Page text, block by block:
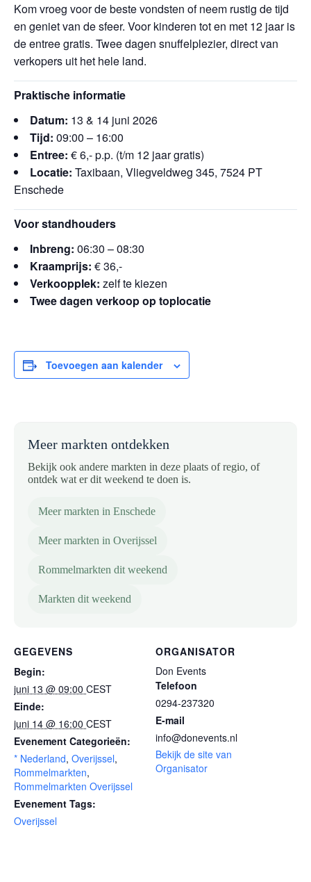
Kom vroeg voor de beste vondsten of neem rustig de tijd
en geniet van de sfeer. Voor kinderen tot en met 12 jaar is
de entree gratis. Twee dagen snuffelplezier, direct van
verkopers uit het hele land.
Praktische informatie
Datum: 13 & 14 juni 2026
Tijd: 09:00 – 16:00
Entree: € 6,- p.p. (t/m 12 jaar gratis)
Locatie: Taxibaan, Vliegveldweg 345, 7524 PT
Enschede
Voor standhouders
Inbreng: 06:30 – 08:30
Kraamprijs: € 36,-
Verkoopplek: zelf te kiezen
Twee dagen verkoop op toplocatie
Toevoegen aan kalender
Meer markten ontdekken
Bekijk ook andere markten in deze plaats of regio, of
ontdek wat er dit weekend te doen is.
Meer markten in Enschede
Meer markten in Overijssel
Rommelmarkten dit weekend
Markten dit weekend
GEGEVENS
Begin:
juni 13 @ 09:00 CEST
Einde:
juni 14 @ 16:00 CEST
Evenement Categorieën:
* Nederland, Overijssel,
Rommelmarkten,
Rommelmarkten Overijssel
Evenement Tags:
Overijssel
ORGANISATOR
Don Events
Telefoon
0294-237320
E-mail
info@donevents.nl
Bekijk de site van
Organisator